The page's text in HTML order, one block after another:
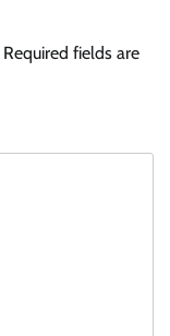
Required fields are